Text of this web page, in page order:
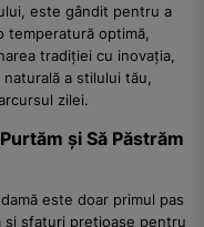
este gândit pentru a
temperatură optimă,
tradiției cu inovația,
a stilului tău,
zilei.
și Să Păstrăm
este doar primul pas
și sfaturi prețioase pentru